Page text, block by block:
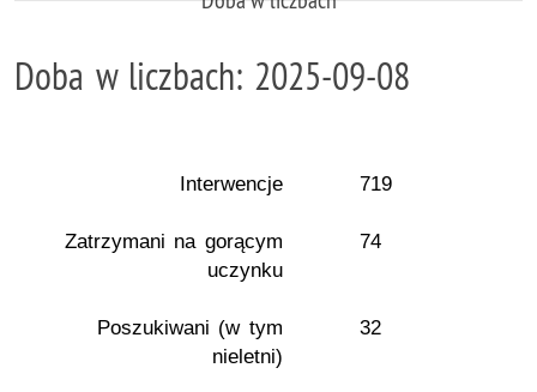
Doba w liczbach: 2025-09-08
Interwencje 719
Zatrzymani na gorącym
uczynku
74
Poszukiwani (w tym
nieletni)
32